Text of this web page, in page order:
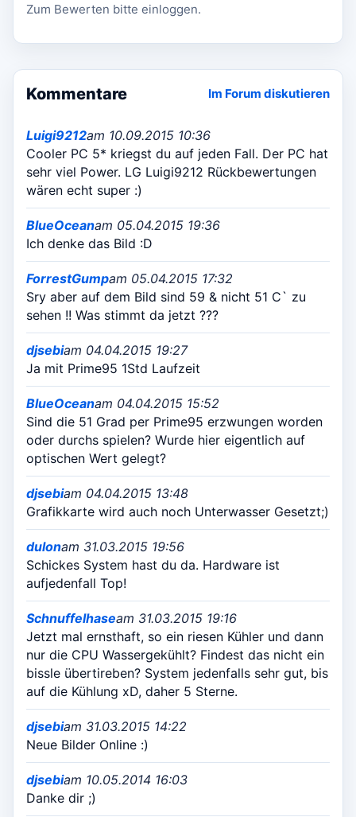
Zum Bewerten bitte einloggen.
Kommentare Im Forum diskutieren
Luigi9212am 10.09.2015 10:36
Cooler PC 5* kriegst du auf jeden Fall. Der PC hat
sehr viel Power. LG Luigi9212 Rückbewertungen
wären echt super :)
BlueOceanam 05.04.2015 19:36
Ich denke das Bild :D
ForrestGumpam 05.04.2015 17:32
Sry aber auf dem Bild sind 59 & nicht 51 C` zu
sehen !! Was stimmt da jetzt ???
djsebiam 04.04.2015 19:27
Ja mit Prime95 1Std Laufzeit
BlueOceanam 04.04.2015 15:52
Sind die 51 Grad per Prime95 erzwungen worden
oder durchs spielen? Wurde hier eigentlich auf
optischen Wert gelegt?
djsebiam 04.04.2015 13:48
Grafikkarte wird auch noch Unterwasser Gesetzt;)
dulonam 31.03.2015 19:56
Schickes System hast du da. Hardware ist
aufjedenfall Top!
Schnuffelhaseam 31.03.2015 19:16
Jetzt mal ernsthaft, so ein riesen Kühler und dann
nur die CPU Wassergekühlt? Findest das nicht ein
bissle übertireben? System jedenfalls sehr gut, bis
auf die Kühlung xD, daher 5 Sterne.
djsebiam 31.03.2015 14:22
Neue Bilder Online :)
djsebiam 10.05.2014 16:03
Danke dir ;)